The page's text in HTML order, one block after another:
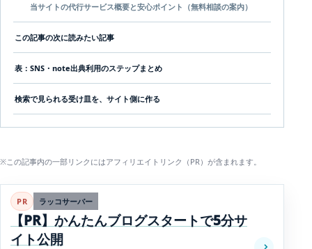
当サイトの代行サービス概要と安心ポイント（無料相談の案内）
この記事の次に読みたい記事
表：SNS・note出典利用のステップまとめ
検索で見られる受け皿を、サイト側に作る
※この記事内の一部リンクにはアフィリエイトリンク（PR）が含まれます。
PR ラッコサーバー
【PR】かんたんブログスタートで5分サ
イト公開